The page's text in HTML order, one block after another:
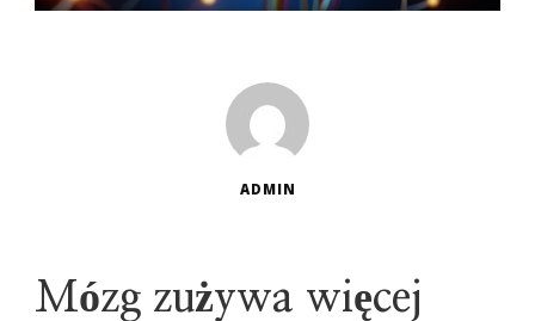
ADMIN
Mózg zużywa więcej